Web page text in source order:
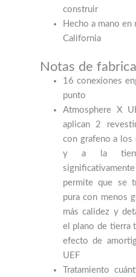
construir
Hecho a mano en
California
Notas de
16 conexiones
punto
Atmosphere X
aplican 2
con grafeno a los
y a la
permite que se
pura con menos
más calidez y
el plano de tierra
efecto de
UEF
Tratamiento